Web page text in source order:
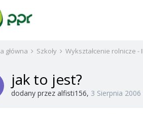
główna Szkoły Wykształcenie rolnicze -
jak to jest?
dodany przez alfisti156, 3 Sierpnia 2006